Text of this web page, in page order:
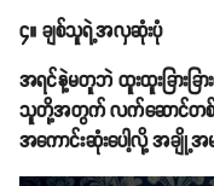
၄။ ချစ်သူရဲ့အလှဆုံးပုံ
အရင်နဲ့မတူဘဲ ထူးထူးခြားခ
သူတို့အတွက် လက်ဆောင်တစ်မ
အကောင်းဆုံးပေါ့လို့ အချို့အ